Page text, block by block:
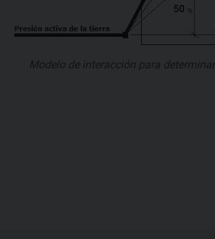
Modelo de interacción para determinar